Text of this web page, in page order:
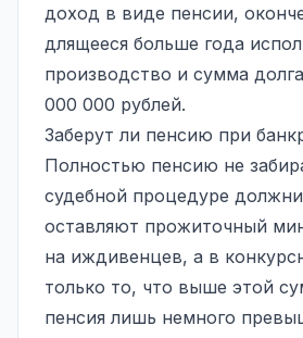
доход в виде пенсии,
длящееся больше года
производство и сумма
000 000 рублей.
Заберут ли пенсию при
Полностью пенсию не
судебной процедуре
оставляют прожиточный
на иждивенцев, а в
только то, что выше этой
пенсия лишь немного